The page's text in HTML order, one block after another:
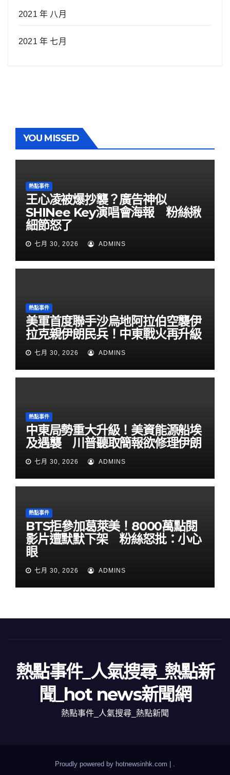
2021 年 八月
2021 年 七月
YOU MISSED
熱點事件
王心凌被爆抄襲？廣告神似
SHINee Key演唱會海報 粉絲揪
細節怒了
七月 30, 2026 ADMINS
熱點事件
美軍首度聯手沙烏地阿拉伯空襲伊
拉克親伊朗民兵！中東戰火再升級
七月 30, 2026 ADMINS
熱點事件
中東局勢重大升級！美資能源船埃
及遇襲 川普聽取簡報欲修理伊朗
七月 30, 2026 ADMINS
熱點事件
BTS拒參加葛萊美！8000萬點閱
影片遭默默下架 粉絲怒批：小心
眼
七月 30, 2026 ADMINS
熱點事件_人氣搜尋_熱點新
聞_hot news新聞網
熱點事件_人氣搜尋_熱點新聞
Proudly powered by hotnewsinhk.com |